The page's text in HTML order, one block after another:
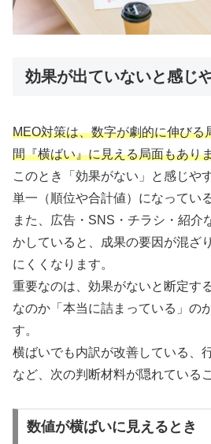
効果が出ていないと感じ
MEO対策は、数字が劇的に伸びる
間『横ばい』に見える局面もあり
このとき「効果がない」と感じや
単一（順位や合計値）になってい
また、広告・SNS・チラシ・紹介
かしていると、成果の要因が混ざ
にくくなります。
重要なのは、効果がないと断定す
なのか「本当に詰まっている」の
す。
横ばいでも内訳が改善している、
など、次の判断材料が隠れている
数値が横ばいに見えるとき